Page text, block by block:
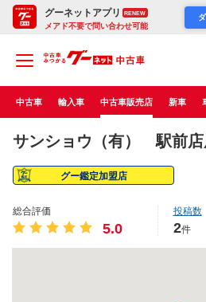
グーネットアプリ RENEW
メアド不要で問い合わせ可能
中古車 輸入車 中古車販売店 新車
サンショウ（有） 駅前店
グー鑑定加盟店
総合評価
5.0
投稿数
2件